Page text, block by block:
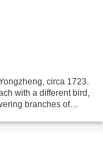
circa 1723.
with a different bird,
branches of